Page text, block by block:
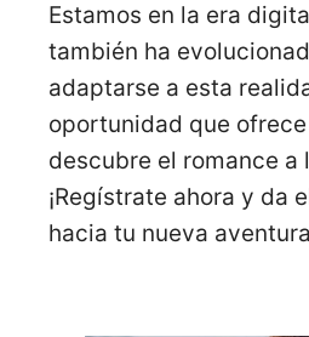
Estamos en la era
también ha
adaptarse a esta
oportunidad que
descubre el romance a
¡Regístrate ahora y da
hacia tu nueva